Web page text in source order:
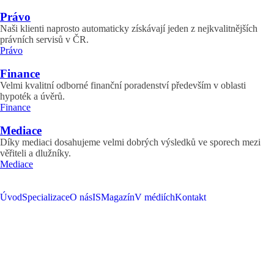
Právo
Naši klienti naprosto automaticky získávají jeden z nejkvalitnějších
právních servisů v ČR.
Právo
Finance
Velmi kvalitní odborné finanční poradenství především v oblasti
hypoték a úvěrů.
Finance
Mediace
Díky mediaci dosahujeme velmi dobrých výsledků ve sporech mezi
věřiteli a dlužníky.
Mediace
ÚvodSpecializaceO násISMagazínV médiíchKontakt